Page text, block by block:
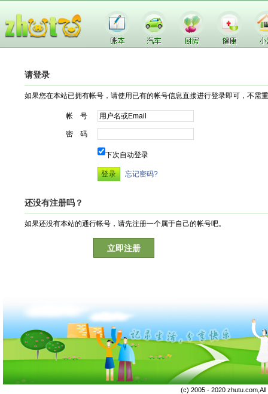
请登录
如果您在本站已拥有帐号，请使用已有的帐号信息直接进行登录即可，不需
帐 号
密 码
下次自动登录
忘记密码?
还没有注册吗？
如果还没有本站的通行帐号，请先注册一个属于自己的帐号吧。
立即注册
(c) 2005 - 2020